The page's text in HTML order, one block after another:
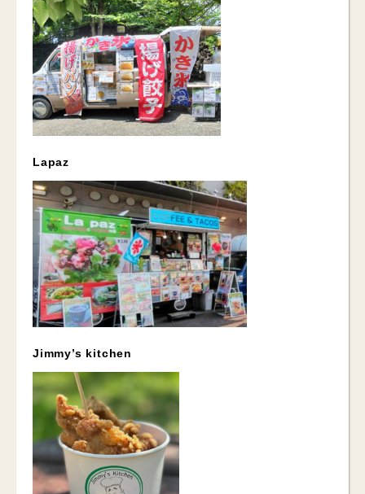
Lapaz
Jimmy’s kitchen